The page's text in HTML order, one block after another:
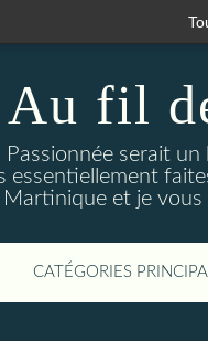
Au fil
Passionnée serait
essentiellement
Martinique et je vous
CATÉGORIES